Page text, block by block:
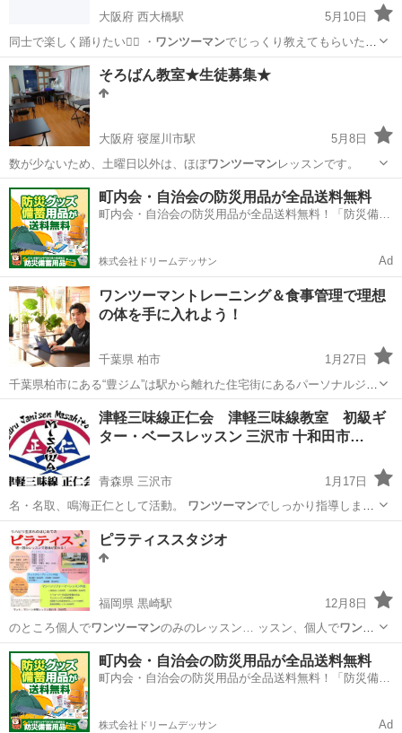
大阪府 西大橋駅
5月10日
同士で楽しく踊りたい👯‍♀️ ・ ワンツーマンでじっくり教えてもらいたい
👀 ・…
大阪 大阪市 西大橋駅 ダンス
プライベートダンスレッスン
そろばん教室★生徒募集★
大阪府 寝屋川市駅
5月8日
数が少ないため、土曜日以外は、ほぼワンツーマンレッスンです。
大阪 寝屋川市 寝屋川市駅 その他 そろばん
町内会・自治会の防災用品が全品送料無料
町内会・自治会の防災用品が全品送料無料！「防災備蓄
株式会社ドリームデッサン Ad
ワンツーマントレーニング＆食事管理で理想
の体を手に入れよう！
千葉県 柏市
1月27日
千葉県柏市にある“豊ジム”は駅から離れた住宅街にあるパーソナルジム
です。駅から離れていることで固定費が抑えられます。その分お客様
のコース料金に還元し、コスパ良くパーソナルジムに通えるような料
金体系を整えております。 多くのパ...
その他 パーソナル
津軽三味線正仁会 津軽三味線教室 初級ギ
ター・ベースレッスン 三沢市 十和田市…
青森県 三沢市
1月17日
名・名取、鳴海正仁として活動。 ワンツーマンでしっかり指導しま
す。 見学…
青森 三沢市 東北町
ピラティススタジオ
福岡県 黒崎駅
12月8日
のところ個人でワンツーマンのみのレッスン… ッスン、個人でワンツ
ーマンレッスン等 初…
福岡 北九州市 黒崎駅 ヨガ 60代
町内会・自治会の防災用品が全品送料無料
町内会・自治会の防災用品が全品送料無料！「防災備蓄
株式会社ドリームデッサン Ad